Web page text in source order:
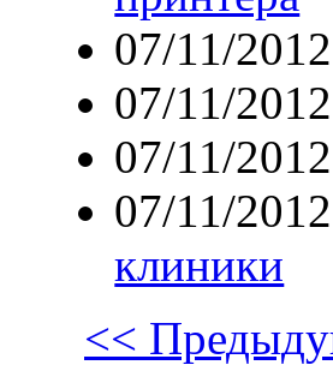
07/11/
07/11/
07/11/
07/11/
клиники
<<